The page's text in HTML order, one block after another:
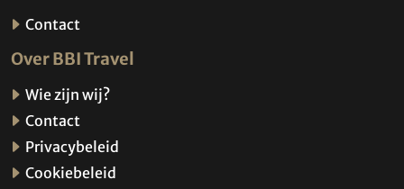
Contact
Over BBI Travel
Wie zijn wij?
Contact
Privacybeleid
Cookiebeleid